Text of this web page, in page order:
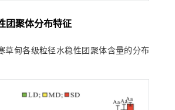
团聚体分布特征
草甸各级粒径水稳性团聚体含量的分布